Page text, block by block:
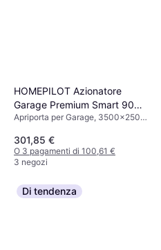
HOMEPILOT Azionatore
Garage Premium Smart 90
kg
Apriporta per Garage, 3500x250
301,85 €
O 3 pagamenti di 100,61 €
3 negozi
Di tendenza